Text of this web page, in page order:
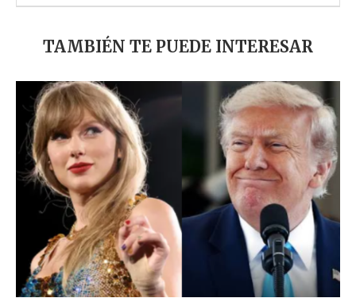
TAMBIÉN TE PUEDE INTERESAR